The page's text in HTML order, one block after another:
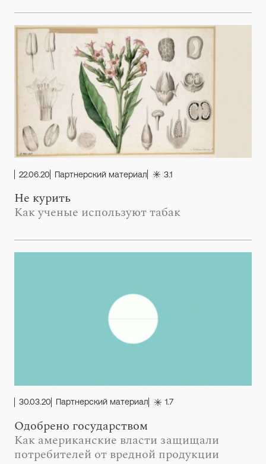
22.06.20 Партнерский материал 3.1
Не курить
Как ученые используют табак
30.03.20 Партнерский материал 1.7
Одобрено государством
Как американские власти защищали
потребителей от вредной продукции